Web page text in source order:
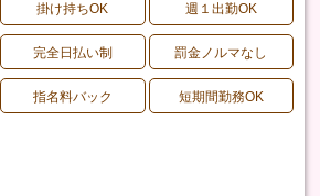
掛け持ちOK 週１出勤OK
完全日払い制 罰金ノルマなし
指名料バック 短期間勤務OK